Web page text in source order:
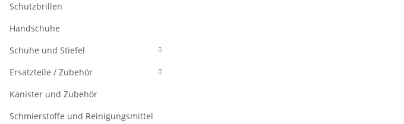
Schutzbrillen
Handschuhe
Schuhe und Stiefel
Ersatzteile / Zubehör
Kanister und Zubehör
Schmierstoffe und Reinigungsmittel